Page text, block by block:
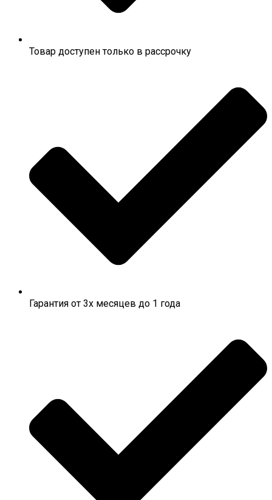
Товар доступен только в рассрочку
Гарантия от 3х месяцев до 1 года